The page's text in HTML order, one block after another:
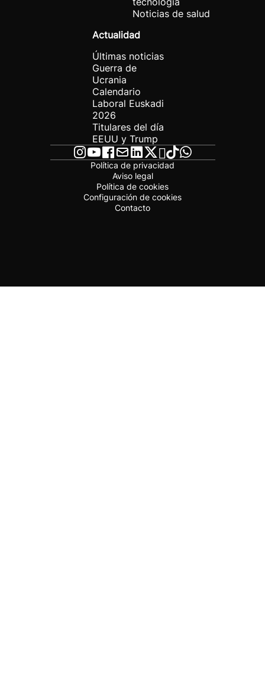
Noticias de salud
Actualidad
Últimas noticias
Guerra de
Ucrania
Calendario
Laboral Euskadi
2026
Titulares del día
EEUU y Trump
Política de privacidad
Aviso legal
Política de cookies
Configuración de cookies
Contacto